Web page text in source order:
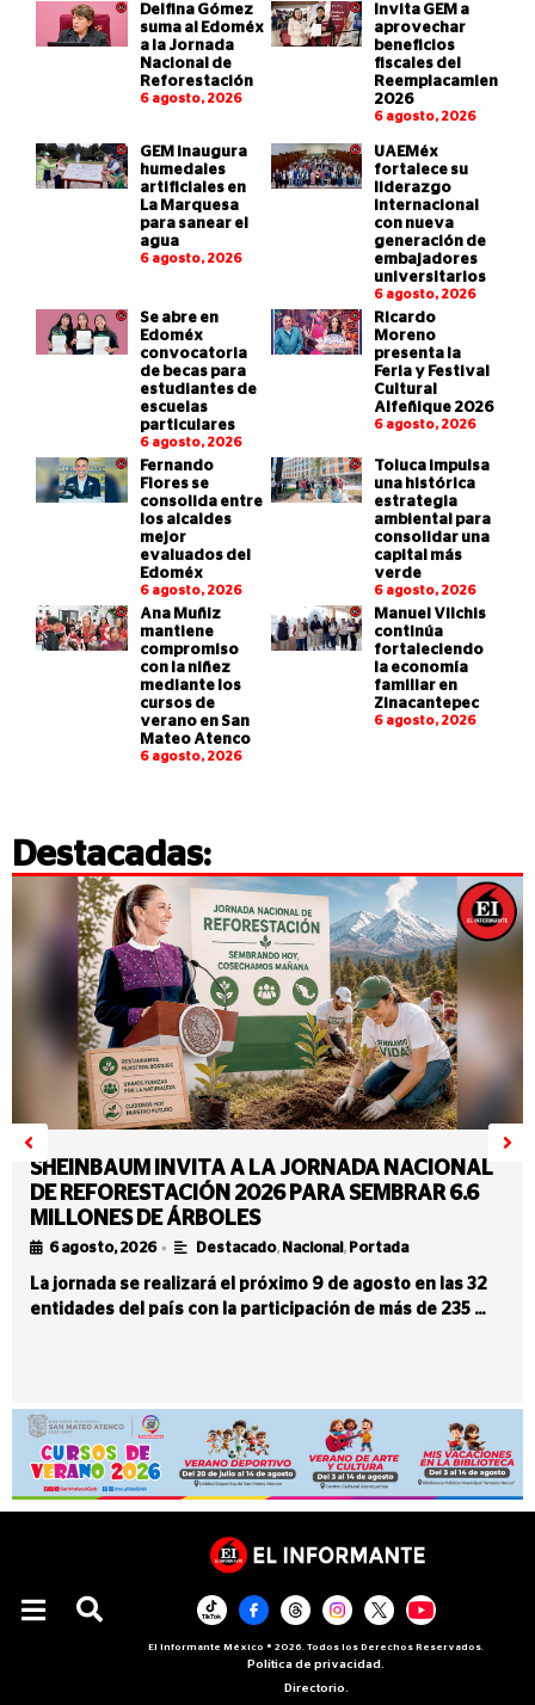
Delfina Gómez
suma al Edoméx
a la Jornada
Nacional de
Reforestación
6 agosto, 2026
Invita GEM a
aprovechar
beneficios
fiscales del
Reemplacamiento
2026
6 agosto, 2026
GEM inaugura
humedales
artificiales en
La Marquesa
para sanear el
agua
6 agosto, 2026
UAEMéx
fortalece su
liderazgo
internacional
con nueva
generación de
embajadores
universitarios
6 agosto, 2026
Se abre en
Edoméx
convocatoria
de becas para
estudiantes de
escuelas
particulares
6 agosto, 2026
Ricardo
Moreno
presenta la
Feria y Festival
Cultural
Alfeñique 2026
6 agosto, 2026
Fernando
Flores se
consolida entre
los alcaldes
mejor
evaluados del
Edoméx
6 agosto, 2026
Toluca impulsa
una histórica
estrategia
ambiental para
consolidar una
capital más
verde
6 agosto, 2026
Ana Muñiz
mantiene
compromiso
con la niñez
mediante los
cursos de
verano en San
Mateo Atenco
6 agosto, 2026
Manuel Vilchis
continúa
fortaleciendo
la economía
familiar en
Zinacantepec
6 agosto, 2026
Destacadas:
SHEINBAUM INVITA A LA JORNADA NACIONAL
DE REFORESTACIÓN 2026 PARA SEMBRAR 6.6
MILLONES DE ÁRBOLES
6 agosto, 2026 • Destacado, Nacional , Portada
La jornada se realizará el próximo 9 de agosto en las 32
entidades del país con la participación de más de 235 …
El Informante México ® 2026. Todos los Derechos Reservados.
Política de privacidad.
Directorio.